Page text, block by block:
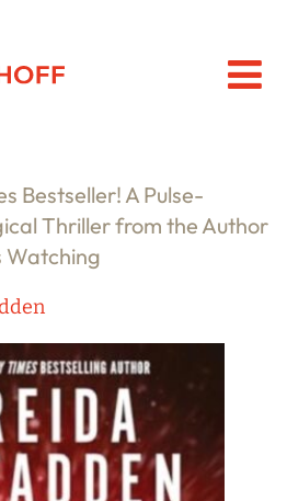
Bestseller! A Pulse-
Thriller from the Author
Watching